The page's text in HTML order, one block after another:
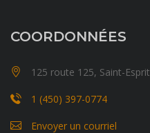
COORDONNÉES
125 route 125, Saint-Esprit
1 (450) 397-0774
Envoyer un courriel